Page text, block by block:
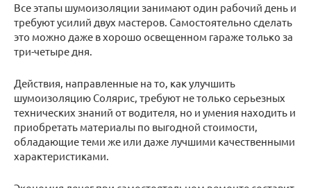
Все этапы шумоизоляции занимают один рабочий день и
требуют усилий двух мастеров. Самостоятельно сделать
это можно даже в хорошо освещенном гараже только за
три-четыре дня.
Действия, направленные на то, как улучшить
шумоизоляцию Солярис, требуют не только серьезных
технических знаний от водителя, но и умения находить и
приобретать материалы по выгодной стоимости,
обладающие теми же или даже лучшими качественными
характеристиками.